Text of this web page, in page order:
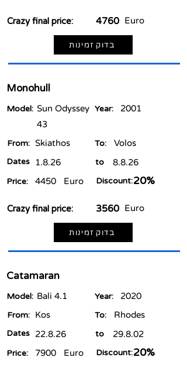
Euro
4760
Crazy final price:
בדוק זמינות
Monohull
2001
Year:
Sun Odyssey
43
Model:
Volos
To:
From: Skiathos
8.8.26
to
1.8.26
Dates
20%
Discount:
Euro
4450
Price:
Euro
3560
Crazy final price:
בדוק זמינות
Catamaran
2020
Year:
Bali 4.1
Model:
Rhodes
To:
From: Kos
29.8.02
to
22.8.26
Dates
20%
Discount:
Euro
7900
Price: